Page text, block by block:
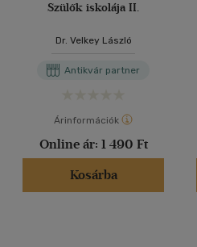
Szülők iskolája II.
Dr. Velkey László
Antikvár partner
Árinformációk
Online ár: 1 490 Ft
Kosárba